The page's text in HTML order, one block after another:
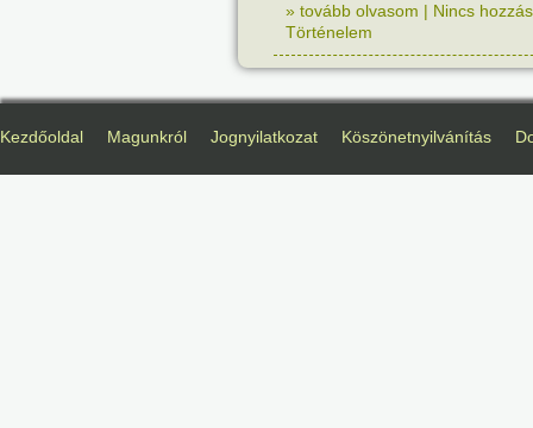
» tovább olvasom | Nincs
Történelem
Kezdőoldal Magunkról Jognyilatkozat Köszönetnyilvánítás